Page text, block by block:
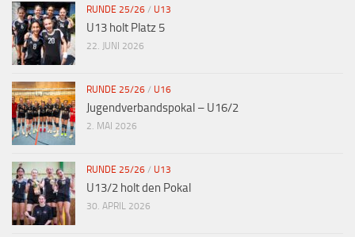
RUNDE 25/26 / U13
U13 holt Platz 5
22. JUNI 2026
RUNDE 25/26 / U16
Jugendverbandspokal – U16/2
2. MAI 2026
RUNDE 25/26 / U13
U13/2 holt den Pokal
30. APRIL 2026